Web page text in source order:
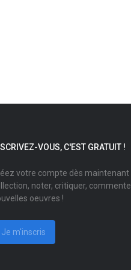
VOUS, C'EST GRATUIT !
votre compte dès maintenant
noter, critiquer,
oeuvres !
Je m'inscris